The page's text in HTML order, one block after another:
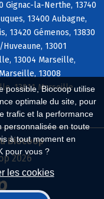
possible, Biocoop utilise
optimale du site, pour
trafic et la performance
personnalisée en toute
à tout moment en
pour vous ?
les cookies
Gignac-la-Nerthe, 13740
13400 Aubagne,
13420 Gémenos, 13830
13001
13004 Marseille,
13008
13011 Marseille,
Biocoop
2026